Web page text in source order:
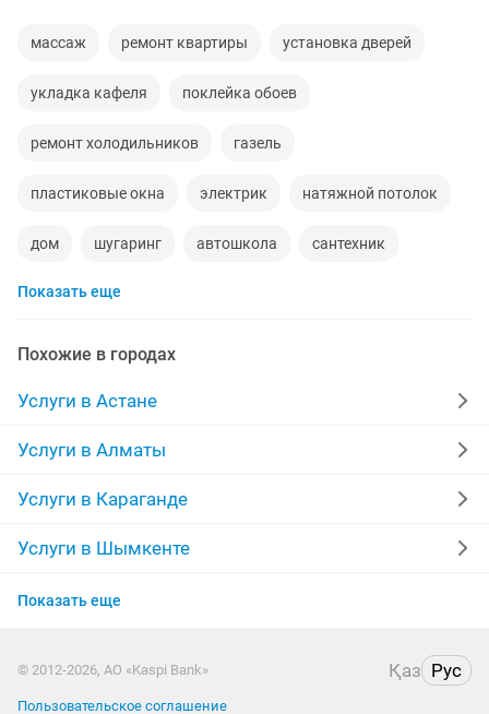
массаж ремонт квартиры установка дверей
укладка кафеля поклейка обоев
ремонт холодильников газель
пластиковые окна электрик натяжной потолок
дом шугаринг автошкола сантехник
сиделки
уколы на дому
ворота ремонт стиральных машин
грузоперевозки газель
манипулятор реставрация мебели
двери ремонт
Показать еще
Похожие в городах
Услуги в Астане
Услуги в Алматы
Услуги в Караганде
Услуги в Шымкенте
Услуги в Актобе
Услуги в Костанае
Показать еще
© 2012-2026, АО «Kaspi Bank» Қаз Рус
Пользовательское соглашение